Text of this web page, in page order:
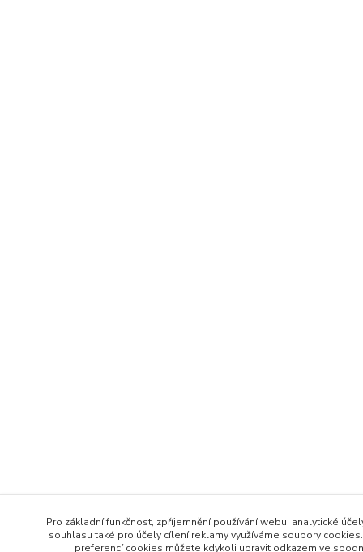
Pro základní funkčnost, zpříjemnění používání webu, analytické
souhlasu také pro účely cílení reklamy využíváme soubory
preferencí cookies můžete kdykoli upravit odkazem ve